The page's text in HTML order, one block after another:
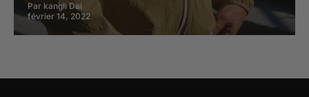
Par kangli Dai
février 14, 2022